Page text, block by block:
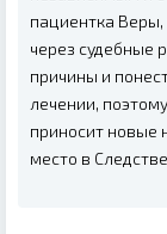
пациентка
через судебные
причины и
лечении,
приносит новые
место в